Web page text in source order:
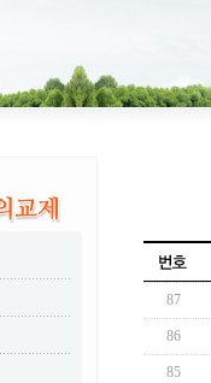
87
86
85